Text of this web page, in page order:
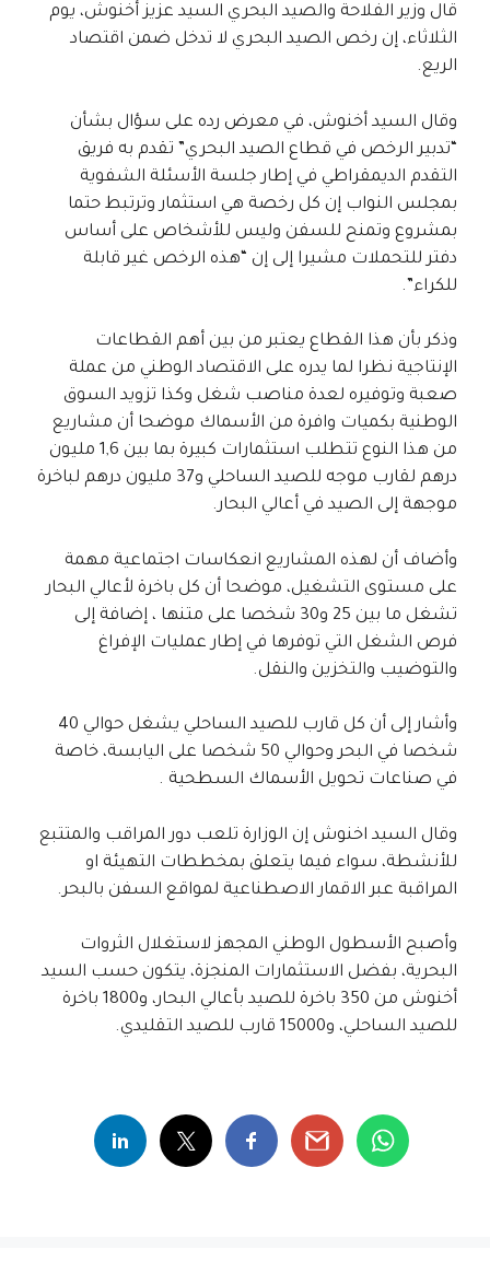
قال وزير الفلاحة والصيد البحري السيد عزيز أخنوش، يوم
الثلاثاء، إن رخص الصيد البحري لا تدخل ضمن اقتصاد
الريع.
وقال السيد أخنوش، في معرض رده على سؤال بشأن
“تدبير الرخص في قطاع الصيد البحري” تقدم به فريق
التقدم الديمقراطي في إطار جلسة الأسئلة الشفوية
بمجلس النواب إن كل رخصة هي استثمار وترتبط حتما
بمشروع وتمنح للسفن وليس للأشخاص على أساس
دفتر للتحملات مشيرا إلى إن “هذه الرخص غير قابلة
للكراء”.
وذكر بأن هذا القطاع يعتبر من بين أهم القطاعات
الإنتاجية نظرا لما يدره على الاقتصاد الوطني من عملة
صعبة وتوفيره لعدة مناصب شغل وكذا تزويد السوق
الوطنية بكميات وافرة من الأسماك موضحا أن مشاريع
من هذا النوع تتطلب استثمارات كبيرة بما بين 1,6 مليون
درهم لقارب موجه للصيد الساحلي و37 مليون درهم لباخرة
موجهة إلى الصيد في أعالي البحار.
وأضاف أن لهذه المشاريع انعكاسات اجتماعية مهمة
على مستوى التشغيل، موضحا أن كل باخرة لأعالي البحار
تشغل ما بين 25 و30 شخصا على متنها ، إضافة إلى
فرص الشغل التي توفرها في إطار عمليات الإفراغ
والتوضيب والتخزين والنقل.
وأشار إلى أن كل قارب للصيد الساحلي يشغل حوالي 40
شخصا في البحر وحوالي 50 شخصا على اليابسة، خاصة
في صناعات تحويل الأسماك السطحية .
وقال السيد اخنوش إن الوزارة تلعب دور المراقب والمتتبع
للأنشطة، سواء فيما يتعلق بمخططات التهيئة او
المراقبة عبر الاقمار الاصطناعية لمواقع السفن بالبحر.
وأصبح الأسطول الوطني المجهز لاستغلال الثروات
البحرية، بفضل الاستثمارات المنجزة، يتكون حسب السيد
أخنوش من 350 باخرة للصيد بأعالي البحار، و1800 باخرة
للصيد الساحلي، و15000 قارب للصيد التقليدي.